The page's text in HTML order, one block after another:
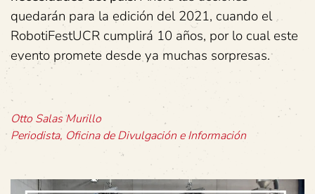
quedarán para la edición del 2021, cuando el
RobotiFestUCR cumplirá 10 años, por lo cual este
evento promete desde ya muchas sorpresas.
Otto Salas Murillo
Periodista, Oficina de Divulgación e Información